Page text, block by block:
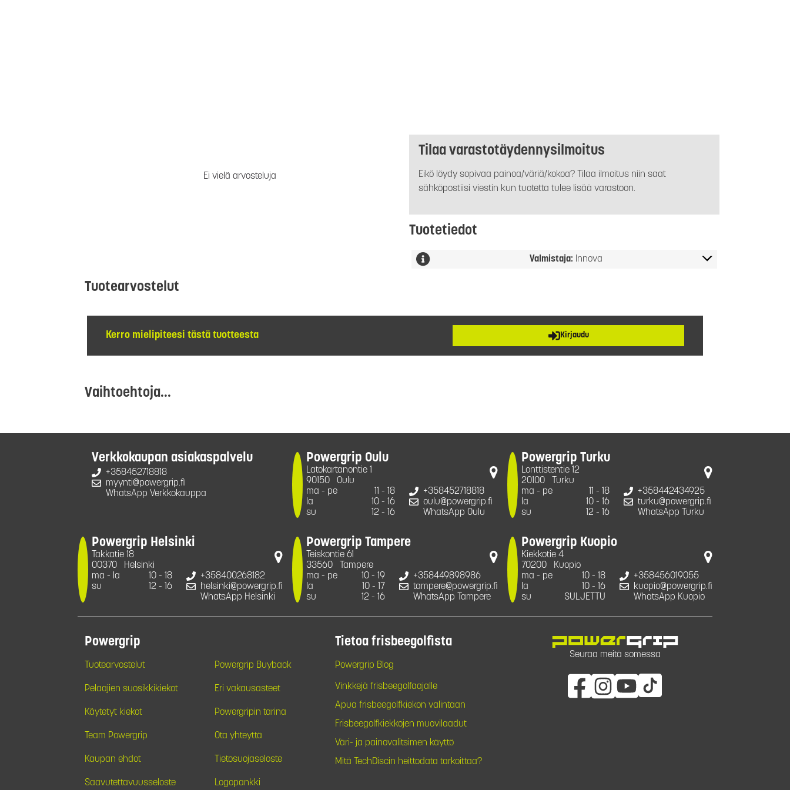
Ei vielä arvosteluja
Tilaa varastotäydennysilmoitus
Eikö löydy sopivaa painoa/väriä/kokoa? Tilaa ilmoitus niin saat
sähköpostiisi viestin kun tuotetta tulee lisää varastoon.
Tuotetiedot
Valmistaja: Innova
Tuotearvostelut
Kerro mielipiteesi tästä tuotteesta Kirjaudu
Vaihtoehtoja...
Verkkokaupan asiakaspalvelu
+358452718818
myynti@powergrip.fi
WhatsApp Verkkokauppa
Powergrip Oulu
Latokartanontie 1
90150
Oulu
ma - pe
11 - 18
la
10 - 16
su
12 - 16
+358452718818
oulu@powergrip.fi
WhatsApp Oulu
Powergrip Turku
Lonttistentie 12
20100
Turku
ma - pe
11 - 18
la
10 - 16
su
12 - 16
+358442434925
turku@powergrip.fi
WhatsApp Turku
Powergrip Helsinki
Takkatie 18
00370
Helsinki
ma - la
10 - 18
su
12 - 16
+358400268182
helsinki@powergrip.fi
WhatsApp Helsinki
Powergrip Tampere
Teiskontie 61
33560
Tampere
ma - pe
10 - 19
la
10 - 17
su
12 - 16
+358449898986
tampere@powergrip.fi
WhatsApp Tampere
Powergrip Kuopio
Kiekkotie 4
70200
Kuopio
ma - pe
10 - 18
la
10 - 16
su
SULJETTU
+358456019055
kuopio@powergrip.fi
WhatsApp Kuopio
Powergrip
Tuotearvostelut Powergrip Buyback
Pelaajien suosikkikiekot Eri vakausasteet
Käytetyt kiekot Powergripin tarina
Team Powergrip Ota yhteyttä
Kaupan ehdot Tietosuojaseloste
Saavutettavuusseloste Logopankki
Tietoa frisbeegolfista
Powergrip Blog
Vinkkejä frisbeegolfaajalle
Apua frisbeegolfkiekon valintaan
Frisbeegolfkiekkojen muovilaadut
Väri- ja painovalitsimen käyttö
Mitä TechDiscin heittodata tarkoittaa?
Seuraa meitä somessa